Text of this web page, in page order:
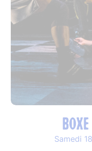
Samedi